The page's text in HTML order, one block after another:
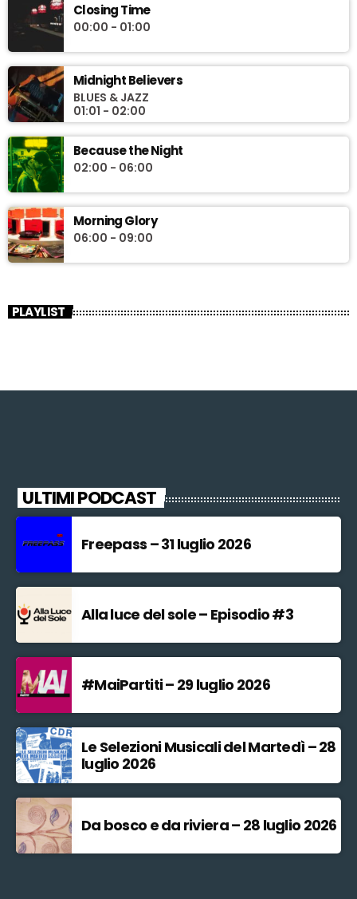
Closing Time
00:00 - 01:00
Midnight Believers
BLUES & JAZZ
01:01 - 02:00
Because the Night
02:00 - 06:00
Morning Glory
06:00 - 09:00
PLAYLIST
ULTIMI PODCAST
Freepass – 31 luglio 2026
Alla luce del sole – Episodio #3
#MaiPartiti – 29 luglio 2026
Le Selezioni Musicali del Martedì – 28
luglio 2026
Da bosco e da riviera – 28 luglio 2026